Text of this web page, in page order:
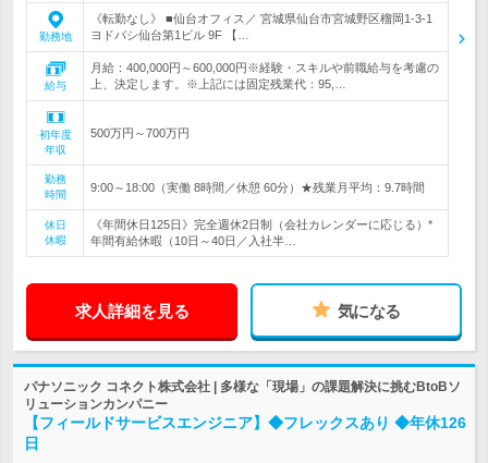
勤務地
《転勤なし》 ■仙台オフィス／ 宮城県仙台市宮城野区榴岡1-3-1
ヨドバシ仙台第1ビル 9F 【…
給与
月給：400,000円～600,000円※経験・スキルや前職給与を考慮の
上、決定します。※上記には固定残業代：95,…
初年度
年収
500万円～700万円
勤務
時間
9:00～18:00（実働 8時間／休憩 60分）★残業月平均：9.7時間
休日
休暇
《年間休日125日》完全週休2日制（会社カレンダーに応じる）*
年間有給休暇（10日～40日／入社半…
求人詳細を見る 気になる
パナソニック コネクト株式会社 | 多様な「現場」の課題解決に挑むBtoBソ
リューションカンパニー
【フィールドサービスエンジニア】◆フレックスあり ◆年休126
日